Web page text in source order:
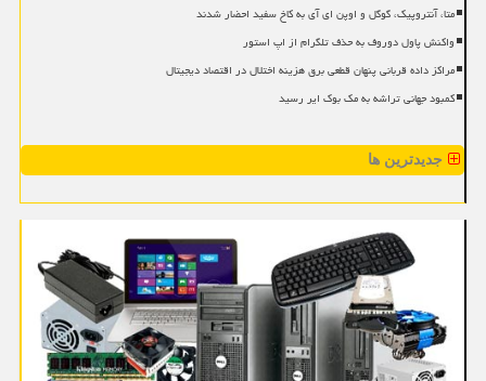
متا، آنتروپیک، گوگل و اوپن ای آی به کاخ سفید احضار شدند
واکنش پاول دوروف به حذف تلگرام از اپ استور
مراکز داده قربانی پنهان قطعی برق هزینه اختلال در اقتصاد دیجیتال
کمبود جهانی تراشه به مک بوک ایر رسید
جدیدترین ها